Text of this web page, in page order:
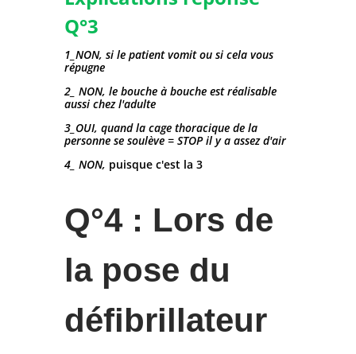
Q°3
1_NON, si le patient vomit ou si cela vous
répugne
2_ NON, le bouche à bouche est réalisable
aussi chez l'adulte
3_OUI, quand la cage thoracique de la
personne se soulève = STOP il y a assez d'air
4_ NON, puisque c'est la 3
Q°4 : Lors de
la pose du
défibrillateur